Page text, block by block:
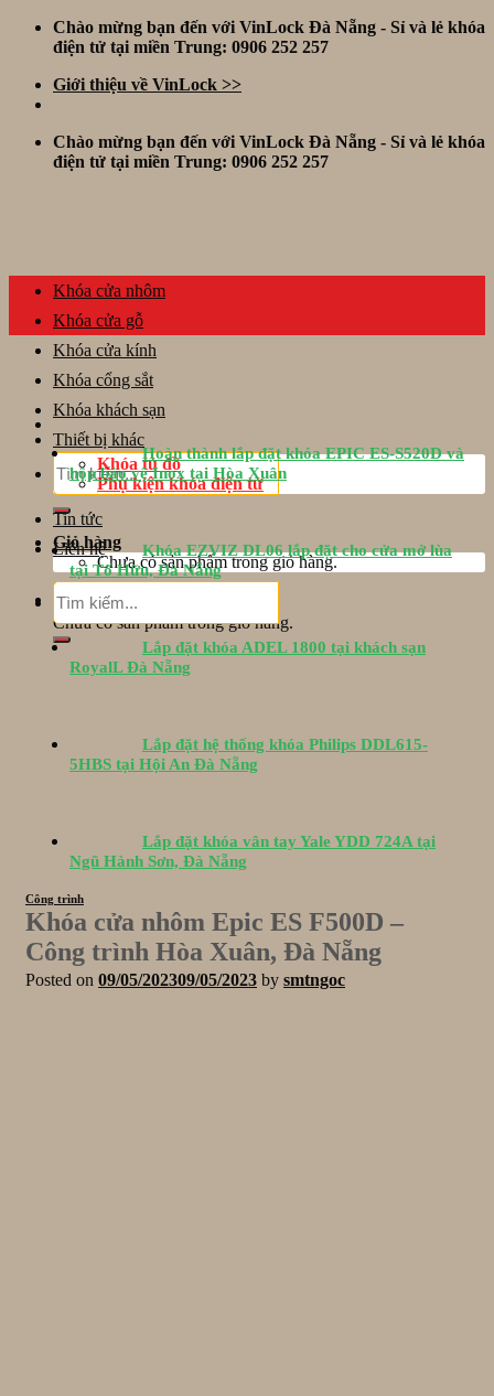
Skip
Chào mừng bạn đến với VinLock Đà Nẵng - Sỉ và lẻ khóa
điện tử tại miền Trung: 0906 252 257
Giới thiệu về VinLock >>
Chào mừng bạn đến với VinLock Đà Nẵng - Sỉ và lẻ khóa
điện tử tại miền Trung: 0906 252 257
Tìm
kiếm:
Giỏ hàng
Chưa có sản phẩm trong giỏ hàng.
Giỏ hàng
Chưa có sản phẩm trong giỏ hàng.
Khóa cửa nhôm
Khóa cửa gỗ
Khóa cửa kính
Khóa cổng sắt
Khóa khách sạn
Thiết bị khác
Khóa tủ đồ
Phụ kiện khóa điện tử
Tin tức
Liên hệ
Tìm
kiếm:
Hoàn thành lắp đặt khóa EPIC ES-S520D và
hộp bảo vệ Inox tại Hòa Xuân
Khóa EZVIZ DL06 lắp đặt cho cửa mở lùa
tại Tố Hữu, Đà Nẵng
Lắp đặt khóa ADEL 1800 tại khách sạn
RoyalL Đà Nẵng
Lắp đặt hệ thống khóa Philips DDL615-
5HBS tại Hội An Đà Nẵng
Lắp đặt khóa vân tay Yale YDD 724A tại
Ngũ Hành Sơn, Đà Nẵng
Công trình
Khóa cửa nhôm Epic ES F500D –
Công trình Hòa Xuân, Đà Nẵng
Posted on 09/05/202309/05/2023 by smtngoc